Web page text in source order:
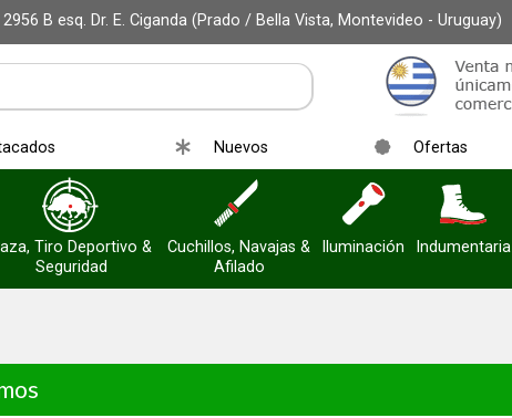
B esq. Dr. E. Ciganda (Prado / Bella Vista, Montevideo - Uruguay)
Nuevos Ofertas
Tiro Deportivo &
Seguridad
Cuchillos, Navajas &
Afilado
Iluminación Indumentaria